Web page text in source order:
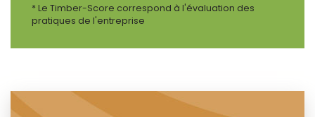
* Le Timber-Score correspond à l'évaluation des
pratiques de l'entreprise